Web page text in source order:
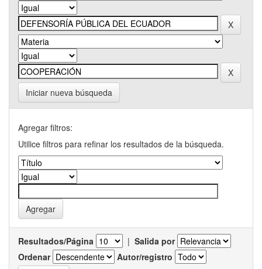
Iniciar nueva búsqueda
Agregar filtros:
Utilice filtros para refinar los resultados de la búsqueda.
Resultados/Página | Salida por
Ordenar
Autor/registro